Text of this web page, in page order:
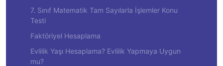
7. Sınıf Matematik Tam Sayılarla İşlemler Konu
Testi
Faktöriyel Hesaplama
Evlilik Yaşı Hesaplama? Evlilik Yapmaya Uygun
mu?